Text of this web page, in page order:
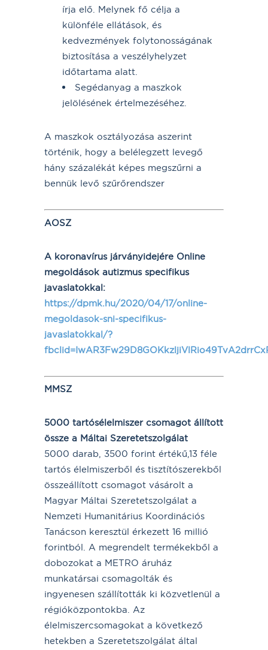
írja elő. Melynek fő célja a
különféle ellátások, és
kedvezmények folytonosságának
biztosítása a veszélyhelyzet
időtartama alatt.
Segédanyag a maszkok
jelölésének értelmezéséhez.
A maszkok osztályozása aszerint
történik, hogy a belélegzett levegő
hány százalékát képes megszűrni a
bennük levő szűrőrendszer
AOSZ
A koronavírus járványidejére Online
megoldások autizmus specifikus
javaslatokkal:
https://dpmk.hu/2020/04/17/online-
megoldasok-sni-specifikus-
javaslatokkal/?
MMSZ
5000 tartósélelmiszer csomagot állított
össze a Máltai Szeretetszolgálat
5000 darab, 3500 forint értékű,13 féle
tartós élelmiszerből és tisztítószerekből
összeállított csomagot vásárolt a
Magyar Máltai Szeretetszolgálat a
Nemzeti Humanitárius Koordinációs
Tanácson keresztül érkezett 16 millió
forintból. A megrendelt termékekből a
dobozokat a METRO áruház
munkatársai csomagolták és
ingyenesen szállították ki közvetlenül a
régióközpontokba. Az
élelmiszercsomagokat a következő
hetekben a Szeretetszolgálat által